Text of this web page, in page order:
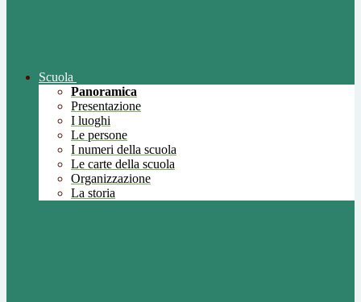
Scuola
Panoramica
Presentazione
I luoghi
Le persone
I numeri della scuola
Le carte della scuola
Organizzazione
La storia